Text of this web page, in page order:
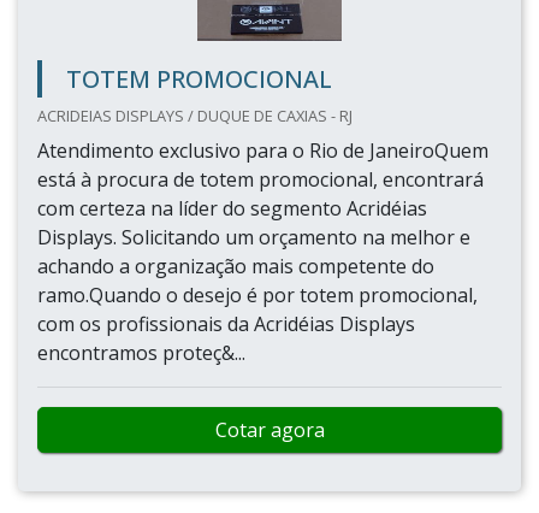
TOTEM PROMOCIONAL
ACRIDEIAS DISPLAYS / DUQUE DE CAXIAS - RJ
Atendimento exclusivo para o Rio de JaneiroQuem
está à procura de totem promocional, encontrará
com certeza na líder do segmento Acridéias
Displays. Solicitando um orçamento na melhor e
achando a organização mais competente do
ramo.Quando o desejo é por totem promocional,
com os profissionais da Acridéias Displays
encontramos proteç&...
Cotar agora